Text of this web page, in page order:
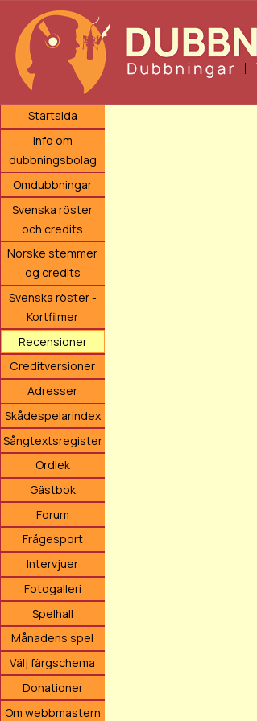
Startsida
Info om
dubbningsbolag
Omdubbningar
Svenska röster
och credits
Norske stemmer
og credits
Svenska röster -
Kortfilmer
Recensioner
Creditversioner
Adresser
Skådespelarindex
Sångtextsregister
Ordlek
Gästbok
Forum
Frågesport
Intervjuer
Fotogalleri
Spelhall
Månadens spel
Välj färgschema
Donationer
Om webbmastern